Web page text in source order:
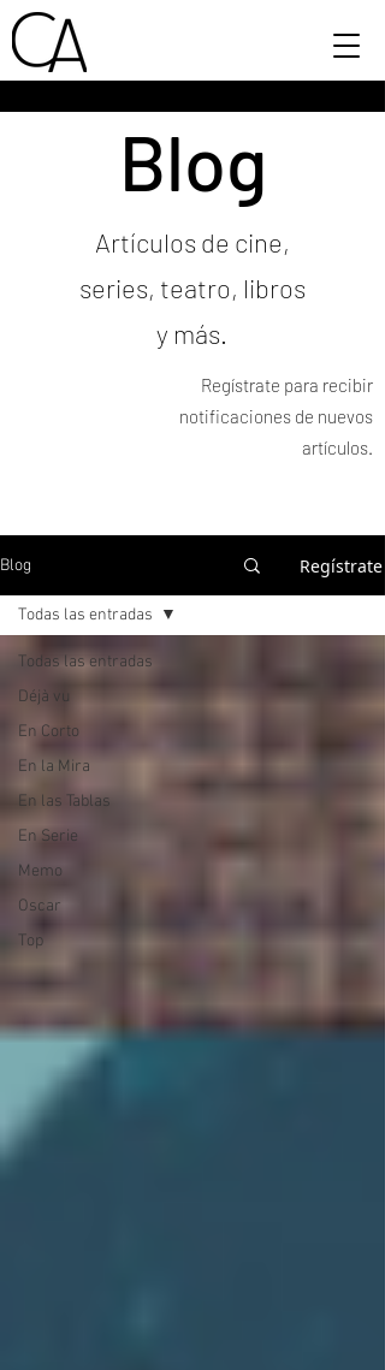
Blog
Artículos de cine,
series, teatro, libros
y más.
Regístrate para recibir
notificaciones de nuevos
artículos.
Blog Regístrate
Todas las entradas
Déjà vu
En Corto
En la Mira
En las Tablas
En Serie
Memo
Oscar
Top
Todas las entradas